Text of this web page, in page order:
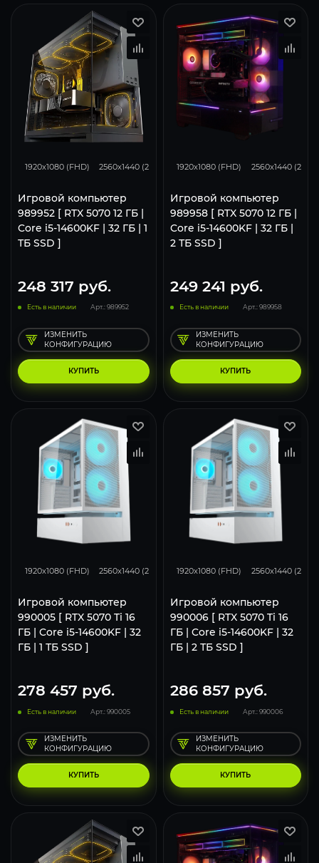
1920x1080 (FHD) 2560x1440 (2K) 3840x2160 (4K)
Игровой компьютер
989952 [ RTX 5070 12 ГБ |
Core i5-14600KF | 32 ГБ | 1
ТБ SSD ]
248 317 руб.
Есть в наличии Арт.: 989952
КУПИТЬ
ИЗМЕНИТЬ
КОНФИГУРАЦИЮ
1920x1080 (FHD) 2560x1440 (2K)
Игровой компьютер
989958 [ RTX 5070 12 ГБ |
Core i5-14600KF | 32 ГБ |
2 ТБ SSD ]
249 241 руб.
Есть в наличии Арт.: 989958
КУПИТЬ
ИЗМЕНИТЬ
КОНФИГУРАЦИЮ
1920x1080 (FHD) 2560x1440 (2K) 3840x2160 (4K)
Игровой компьютер
990005 [ RTX 5070 Ti 16
ГБ | Core i5-14600KF | 32
ГБ | 1 ТБ SSD ]
278 457 руб.
Есть в наличии Арт.: 990005
КУПИТЬ
ИЗМЕНИТЬ
КОНФИГУРАЦИЮ
1920x1080 (FHD) 2560x1440 (2K)
Игровой компьютер
990006 [ RTX 5070 Ti 16
ГБ | Core i5-14600KF | 32
ГБ | 2 ТБ SSD ]
286 857 руб.
Есть в наличии Арт.: 990006
КУПИТЬ
ИЗМЕНИТЬ
КОНФИГУРАЦИЮ